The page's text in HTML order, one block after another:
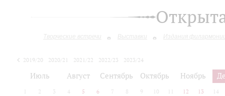
Творческие встречи Выставки Издания
2019/20 2020/21 2021/22 2022/23
2023/24
Июль Август Сентябрь Октябрь Ноябрь
2 3 4 5 6 7 8 9 10 12 13 14